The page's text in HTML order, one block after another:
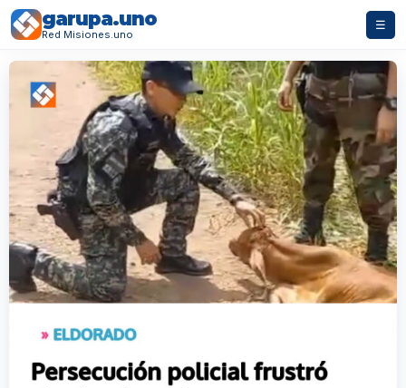
garupa.uno
Red Misiones.uno
☰